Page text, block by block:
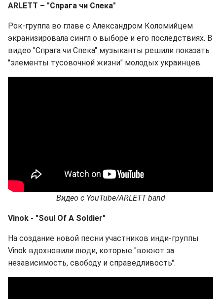
ARLETT – "Спрага чи Спека"
Рок-группа во главе с Александром Коломийцем
экранизировала сингл о выборе и его последствиях. В
видео "Спрага чи Спека" музыканты решили показать
"элементы тусовочной жизни" молодых украинцев.
Видео сYouTube/ARLETT band
Vinok - "Soul Of A Soldier"
На создание новой песни участников инди-группы
Vinok вдохновили люди, которые "воюют за
независимость, свободу и справедливость".